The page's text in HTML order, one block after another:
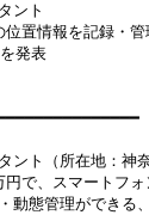
ント
置情報を記録・
発表
ント（所在地：
、スマートフォ
動態管理ができる